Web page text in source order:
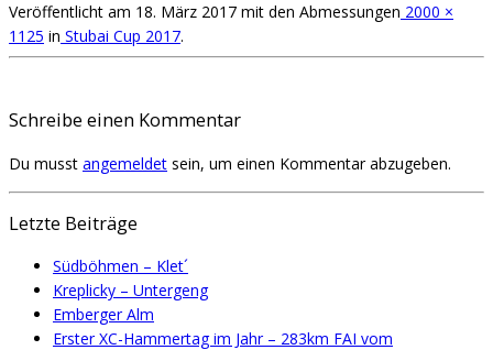
Veröffentlicht am 18. März 2017 mit den Abmessungen 2000 ×
1125 in Stubai Cup 2017.
Schreibe einen Kommentar
Du musst angemeldet sein, um einen Kommentar abzugeben.
Letzte Beiträge
Südböhmen – Klet´
Kreplicky – Untergeng
Emberger Alm
Erster XC-Hammertag im Jahr – 283km FAI vom